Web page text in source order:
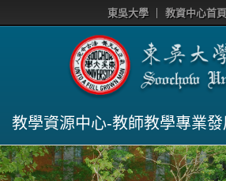
東吳大學 教資中心首頁
教學資源中心-教師教學專業發